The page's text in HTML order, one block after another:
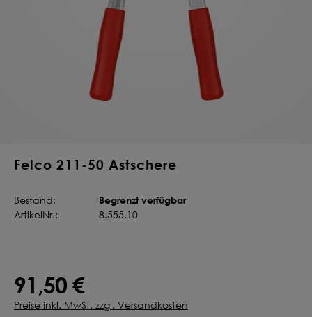
Felco 211-50 Astschere
91,50 €
Preise inkl. MwSt. zzgl. Versandkosten
Bestand: Begrenzt verfügbar
ArtikelNr.: 8.555.10
Deine Saat-
Mischung
konfigurieren
QUALITÄT VOM PROFI
INDIVIDUELL FÜR DICH